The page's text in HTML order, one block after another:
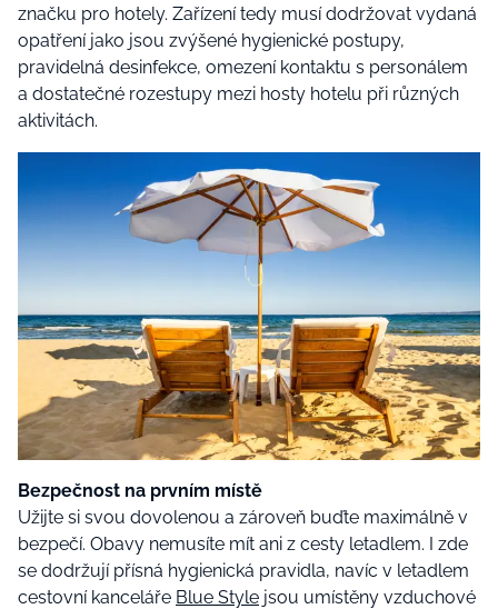
značku pro hotely. Zařízení tedy musí dodržovat vydaná
opatření jako jsou zvýšené hygienické postupy,
pravidelná desinfekce, omezení kontaktu s personálem
a dostatečné rozestupy mezi hosty hotelu při různých
aktivitách.
Bezpečnost na prvním místě
Užijte si svou dovolenou a zároveň buďte maximálně v
bezpečí. Obavy nemusíte mít ani z cesty letadlem. I zde
se dodržují přísná hygienická pravidla, navíc v letadlem
cestovní kanceláře Blue Style jsou umístěny vzduchové